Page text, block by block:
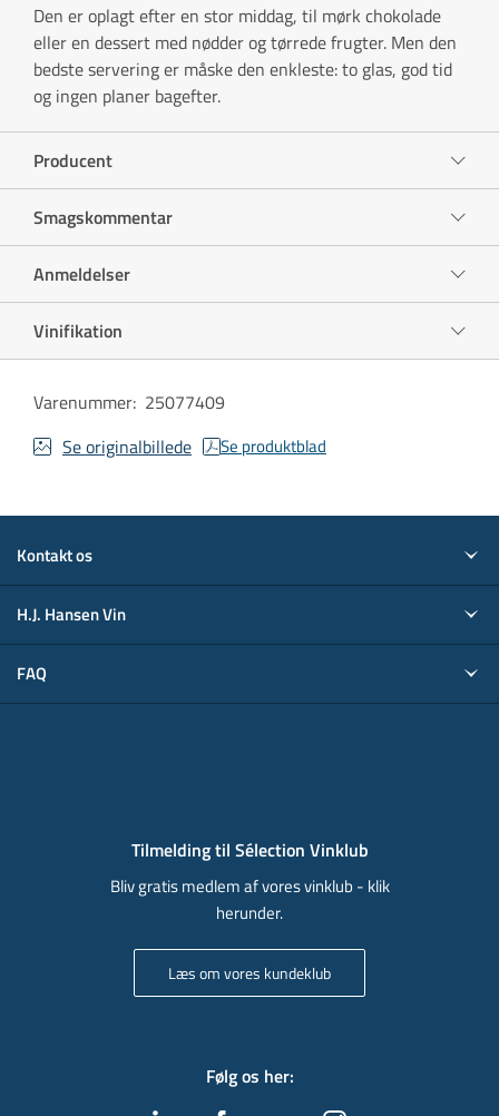
Den er oplagt efter en stor middag, til mørk chokolade
eller en dessert med nødder og tørrede frugter. Men den
bedste servering er måske den enkleste: to glas, god tid
og ingen planer bagefter.
Producent
Smagskommentar
Anmeldelser
Vinifikation
Varenummer: 25077409
Se originalbillede
Se produktblad
Kontakt os
H.J. Hansen Vin
FAQ
Tilmelding til Sélection Vinklub
Bliv gratis medlem af vores vinklub - klik
herunder.
Læs om vores kundeklub
Følg os her: